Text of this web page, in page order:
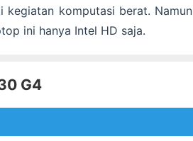
komputasi berat. Namun
ini hanya Intel HD saja.
G4